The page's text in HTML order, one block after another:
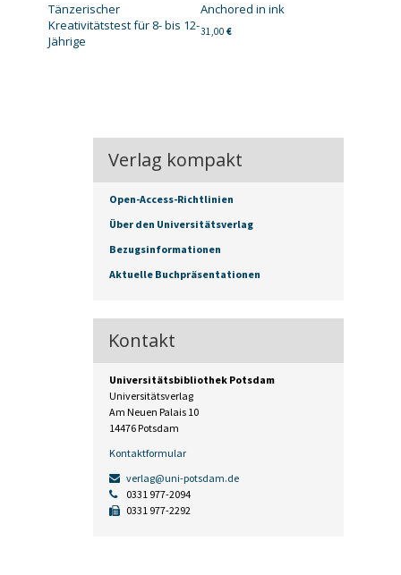
Tänzerischer
Kreativitätstest für 8- bis 12-
Jährige
Anchored in ink
31,00 €
Verlag kompakt
Open-Access-Richtlinien
Über den Universitätsverlag
Bezugsinformationen
Aktuelle Buchpräsentationen
Kontakt
Universitätsbibliothek Potsdam
Universitätsverlag
Am Neuen Palais 10
14476 Potsdam
Kontaktformular
verlag@uni-potsdam.de
0331 977-2094
0331 977-2292